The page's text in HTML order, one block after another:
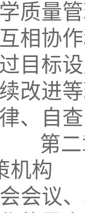
质量
相协
目标
改进
、自
第
机构
会议